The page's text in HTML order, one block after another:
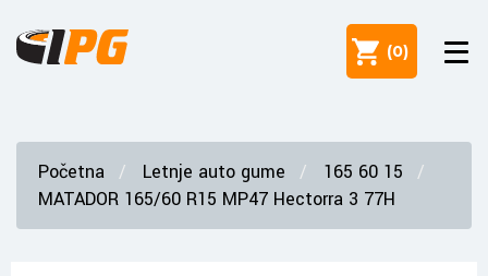
(0)
Početna Letnje auto gume
165 60 15
MATADOR 165/60 R15 MP47 Hectorra 3 77H